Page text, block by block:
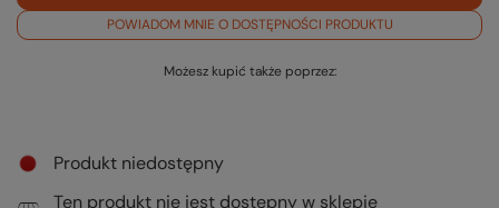
POWIADOM MNIE O DOSTĘPNOŚCI PRODUKTU
Możesz kupić także poprzez:
Produkt niedostępny
Ten produkt nie jest dostępny w sklepie